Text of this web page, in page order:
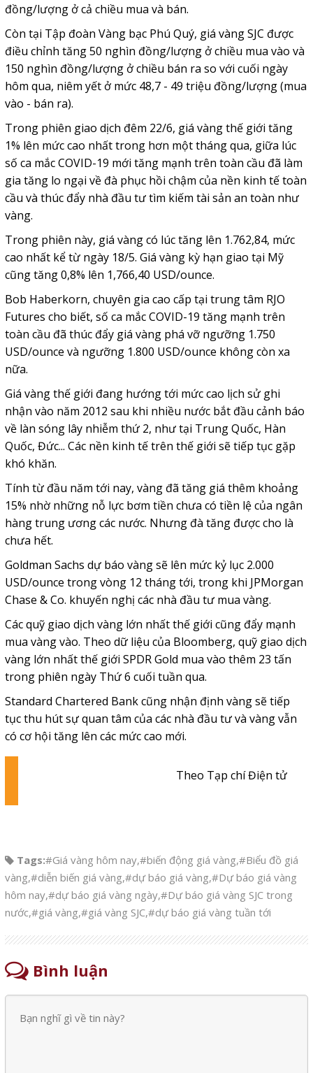
đồng/lượng ở cả chiều mua và bán.
Còn tại Tập đoàn Vàng bạc Phú Quý, giá vàng SJC được
điều chỉnh tăng 50 nghìn đồng/lượng ở chiều mua vào và
150 nghìn đồng/lượng ở chiều bán ra so với cuối ngày
hôm qua, niêm yết ở mức 48,7 - 49 triệu đồng/lượng (mua
vào - bán ra).
Trong phiên giao dịch đêm 22/6, giá vàng thế giới tăng
1% lên mức cao nhất trong hơn một tháng qua, giữa lúc
số ca mắc COVID-19 mới tăng mạnh trên toàn cầu đã làm
gia tăng lo ngại về đà phục hồi chậm của nền kinh tế toàn
cầu và thúc đẩy nhà đầu tư tìm kiếm tài sản an toàn như
vàng.
Trong phiên này, giá vàng có lúc tăng lên 1.762,84, mức
cao nhất kể từ ngày 18/5. Giá vàng kỳ hạn giao tại Mỹ
cũng tăng 0,8% lên 1,766,40 USD/ounce.
Bob Haberkorn, chuyên gia cao cấp tại trung tâm RJO
Futures cho biết, số ca mắc COVID-19 tăng mạnh trên
toàn cầu đã thúc đẩy giá vàng phá vỡ ngưỡng 1.750
USD/ounce và ngưỡng 1.800 USD/ounce không còn xa
nữa.
Giá vàng thế giới đang hướng tới mức cao lịch sử ghi
nhận vào năm 2012 sau khi nhiều nước bắt đầu cảnh báo
về làn sóng lây nhiễm thứ 2, như tại Trung Quốc, Hàn
Quốc, Đức... Các nền kinh tế trên thế giới sẽ tiếp tục gặp
khó khăn.
Tính từ đầu năm tới nay, vàng đã tăng giá thêm khoảng
15% nhờ những nỗ lực bơm tiền chưa có tiền lệ của ngân
hàng trung ương các nước. Nhưng đà tăng được cho là
chưa hết.
Goldman Sachs dự báo vàng sẽ lên mức kỷ lục 2.000
USD/ounce trong vòng 12 tháng tới, trong khi JPMorgan
Chase & Co. khuyến nghị các nhà đầu tư mua vàng.
Các quỹ giao dịch vàng lớn nhất thế giới cũng đẩy mạnh
mua vàng vào. Theo dữ liệu của Bloomberg, quỹ giao dịch
vàng lớn nhất thế giới SPDR Gold mua vào thêm 23 tấn
trong phiên ngày Thứ 6 cuối tuần qua.
Standard Chartered Bank cũng nhận định vàng sẽ tiếp
tục thu hút sự quan tâm của các nhà đầu tư và vàng vẫn
có cơ hội tăng lên các mức cao mới.
Theo Tạp chí Điện tử
Tags:#Giá vàng hôm nay,#biến động giá vàng,#Biểu đồ giá
vàng,#diễn biến giá vàng,#dự báo giá vàng,#Dự báo giá vàng
hôm nay,#dự báo giá vàng ngày,#Dự báo giá vàng SJC trong
nước,#giá vàng,#giá vàng SJC,#dự báo giá vàng tuần tới
Bình luận